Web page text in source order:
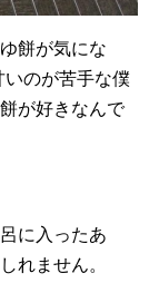
餅が気にな
いのが苦手な僕
が好きなんで
に入ったあ
れません。